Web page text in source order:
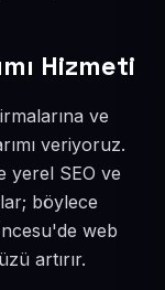
Hizmeti
ve
veriyoruz.
yerel SEO ve
böylece
web
artırır.